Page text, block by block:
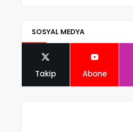
SOSYAL MEDYA
Takip Abone